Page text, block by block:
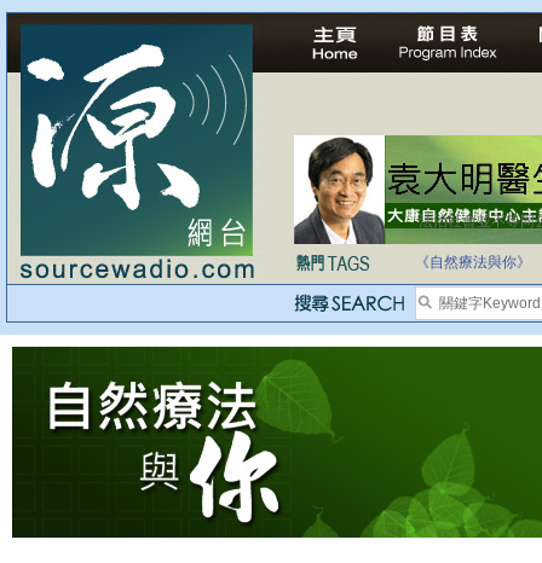
法治社會並不等同
《自然療法與你》